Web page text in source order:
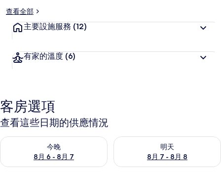
查看全部
主要設施服務 (12)
有家的溫度 (6)
客房選項
查看這些日期的供應情況
今晚
8月 6 - 8月 7
查看今晚 (8月 6 - 8月 7) 的供應情況
明天
8月 7 - 8月 8
查看明天 (8月 7 - 8月 8) 的供